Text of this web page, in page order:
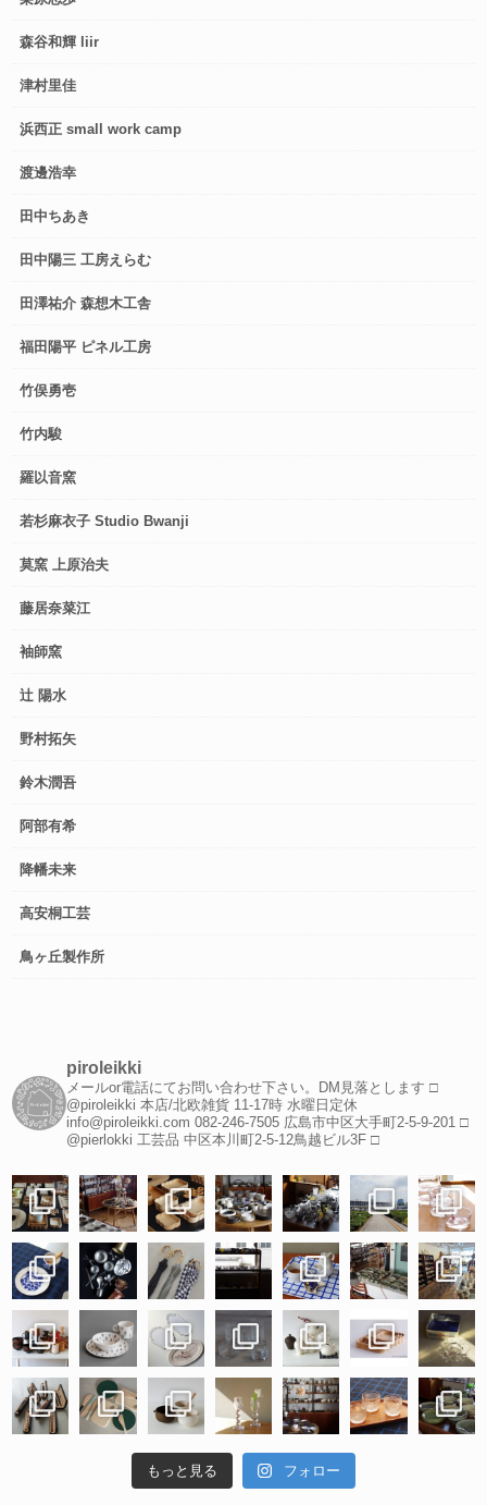
森谷和輝 liir
津村里佳
浜西正 small work camp
渡邊浩幸
田中ちあき
田中陽三 工房えらむ
田澤祐介 森想木工舎
福田陽平 ピネル工房
竹俣勇壱
竹内駿
羅以音窯
若杉麻衣子 Studio Bwanji
莫窯 上原治夫
藤居奈菜江
袖師窯
辻 陽水
野村拓矢
鈴木潤吾
阿部有希
降幡未来
高安桐工芸
鳥ヶ丘製作所
piroleikki
メールor電話にてお問い合わせ下さい。DM見落とします □
@piroleikki 本店/北欧雑貨 11-17時 水曜日定休
info@piroleikki.com 082-246-7505 広島市中区大手町2-5-9-201 □
@pierlokki 工芸品 中区本川町2-5-12鳥越ビル3F □
もっと見る フォロー